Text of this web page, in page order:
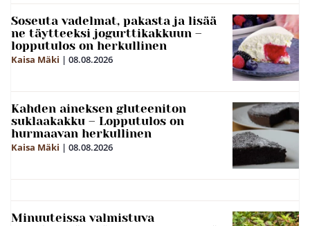
Soseuta vadelmat, pakasta ja lisää
ne täytteeksi jogurttikakkuun –
lopputulos on herkullinen
Kaisa Mäki | 08.08.2026
Kahden aineksen gluteeniton
suklaakakku – Lopputulos on
hurmaavan herkullinen
Kaisa Mäki | 08.08.2026
Minuuteissa valmistuva